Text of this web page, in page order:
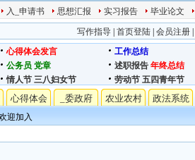
入_申请书 思想汇报 实习报告 毕业论文
写作指导 首页登陆 会员注册
心得体会发言 工作总结
公务员 党章 述职报告 年终总结
情人节 三八妇女节 劳动节 五四青年节
心得体会 _委政府 农业农村 政法系统
迎加入